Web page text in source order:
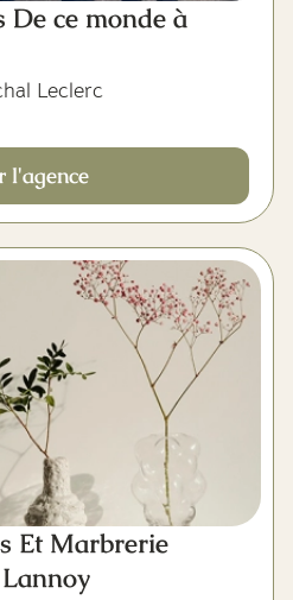
De ce monde à
Leclerc
l'agence
Et Marbrerie